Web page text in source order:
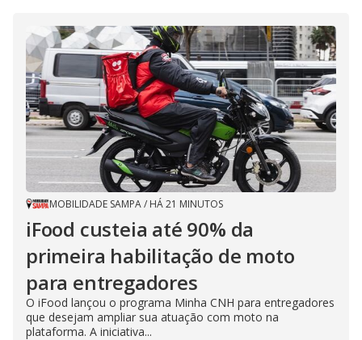
MOBILIDADE SAMPA/ HÁ 21 MINUTOS
iFood custeia até 90% da
primeira habilitação de moto
para entregadores
O iFood lançou o programa Minha CNH para entregadores
que desejam ampliar sua atuação com moto na
plataforma. A iniciativa...